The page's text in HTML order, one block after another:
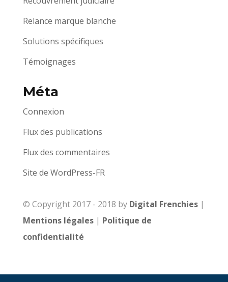
Relance marque blanche
Solutions spécifiques
Témoignages
Méta
Connexion
Flux des publications
Flux des commentaires
Site de WordPress-FR
© Copyright 2017 - 2018 by Digital Frenchies|
Mentions légales| Politique de
confidentialité